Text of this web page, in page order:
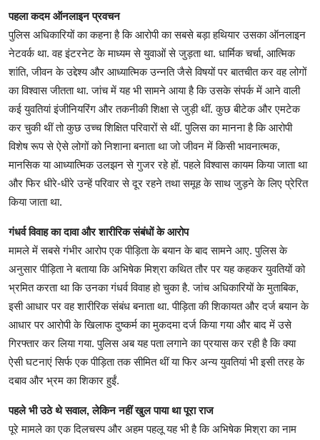
पहला कदम ऑनलाइन प्रवचन
पुलिस अधिकारियों का कहना है कि आरोपी का सबसे बड़ा हथियार उसका ऑनलाइन
नेटवर्क था. वह इंटरनेट के माध्यम से युवाओं से जुड़ता था. धार्मिक चर्चा, आत्मिक
शांति, जीवन के उद्देश्य और आध्यात्मिक उन्नति जैसे विषयों पर बातचीत कर वह लोगों
का विश्वास जीतता था. जांच में यह भी सामने आया है कि उसके संपर्क में आने वाली
कई युवतियां इंजीनियरिंग और तकनीकी शिक्षा से जुड़ी थीं. कुछ बीटेक और एमटेक
कर चुकी थीं तो कुछ उच्च शिक्षित परिवारों से थीं. पुलिस का मानना है कि आरोपी
विशेष रूप से ऐसे लोगों को निशाना बनाता था जो जीवन में किसी भावनात्मक,
मानसिक या आध्यात्मिक उलझन से गुजर रहे हों. पहले विश्वास कायम किया जाता था
और फिर धीरे-धीरे उन्हें परिवार से दूर रहने तथा समूह के साथ जुड़ने के लिए प्रेरित
किया जाता था.
गंधर्व विवाह का दावा और शारीरिक संबंधों के आरोप
मामले में सबसे गंभीर आरोप एक पीड़िता के बयान के बाद सामने आए. पुलिस के
अनुसार पीड़िता ने बताया कि अभिषेक मिश्रा कथित तौर पर यह कहकर युवतियों को
भ्रमित करता था कि उनका गंधर्व विवाह हो चुका है. जांच अधिकारियों के मुताबिक,
इसी आधार पर वह शारीरिक संबंध बनाता था. पीड़िता की शिकायत और दर्ज बयान के
आधार पर आरोपी के खिलाफ दुष्कर्म का मुकदमा दर्ज किया गया और बाद में उसे
गिरफ्तार कर लिया गया. पुलिस अब यह पता लगाने का प्रयास कर रही है कि क्या
ऐसी घटनाएं सिर्फ एक पीड़िता तक सीमित थीं या फिर अन्य युवतियां भी इसी तरह के
दबाव और भ्रम का शिकार हुईं.
पहले भी उठे थे सवाल, लेकिन नहीं खुल पाया था पूरा राज
पूरे मामले का एक दिलचस्प और अहम पहलू यह भी है कि अभिषेक मिश्रा का नाम